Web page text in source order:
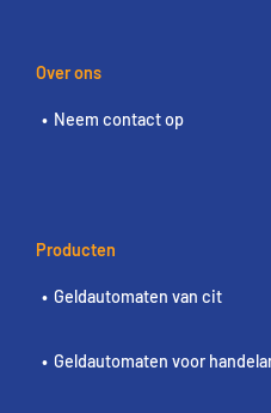
Over ons
Neem contact op
Producten
Geldautomaten van cit
Geldautomaten voor